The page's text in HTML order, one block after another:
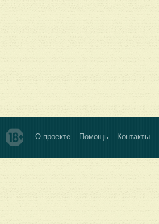
О проекте Помощь Контакты